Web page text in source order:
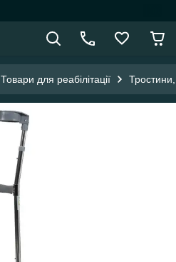
Товари для реабілітації